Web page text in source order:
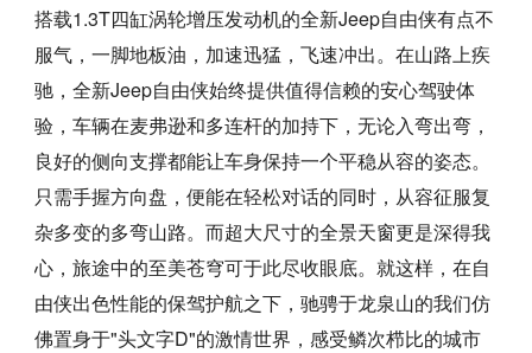
搭载1.3T四缸涡轮增压发动机的全新Jeep自由侠有点不
服气，一脚地板油，加速迅猛，飞速冲出。在山路上疾
驰，全新Jeep自由侠始终提供值得信赖的安心驾驶体
验，车辆在麦弗逊和多连杆的加持下，无论入弯出弯，
良好的侧向支撑都能让车身保持一个平稳从容的姿态。
只需手握方向盘，便能在轻松对话的同时，从容征服复
杂多变的多弯山路。而超大尺寸的全景天窗更是深得我
心，旅途中的至美苍穹可于此尽收眼底。就这样，在自
由侠出色性能的保驾护航之下，驰骋于龙泉山的我们仿
佛置身于"头文字D"的激情世界，感受鳞次栉比的城市